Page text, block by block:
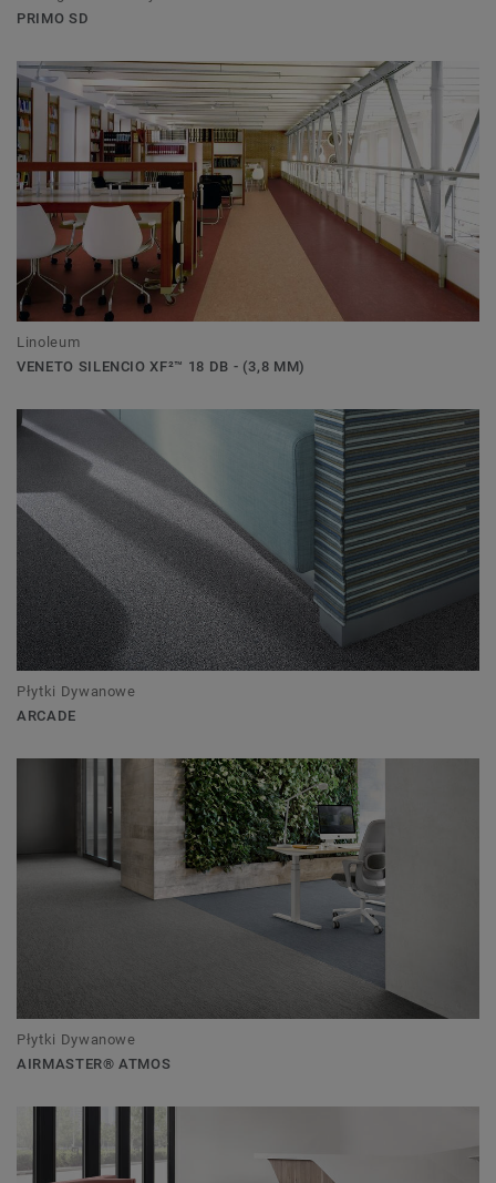
PRIMO SD
Linoleum
VENETO SILENCIO XF²™ 18 DB - (3,8 MM)
Płytki Dywanowe
ARCADE
Płytki Dywanowe
AIRMASTER® ATMOS